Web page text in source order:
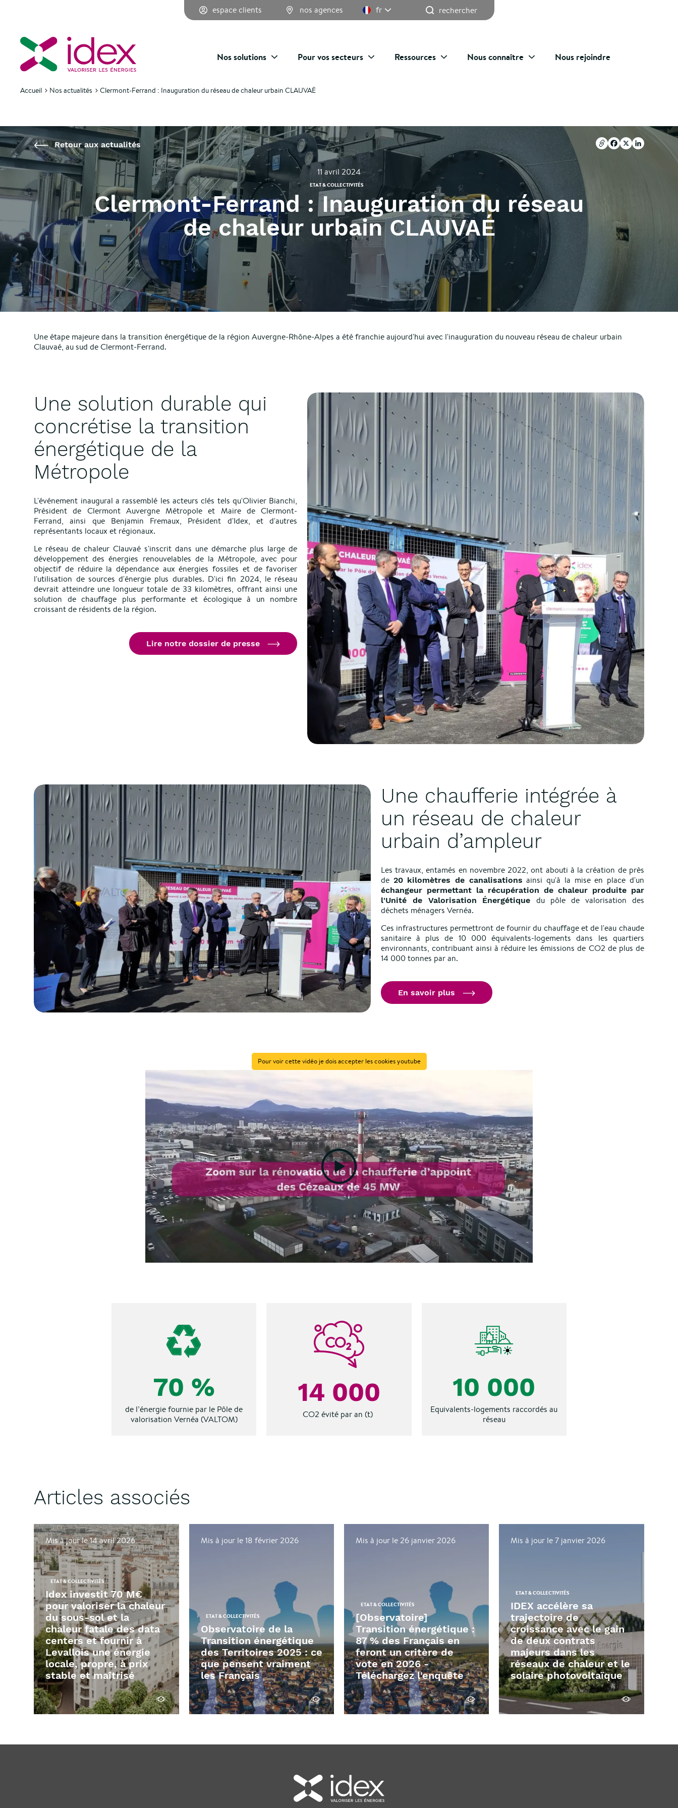
espace clients nos agences fr
Nos solutions Pour vos secteurs Ressources Nous connaître Nous rejoindre
Accueil Nos actualités Clermont-Ferrand : Inauguration du réseau de chaleur urbain CLAUVAÉ
Retour aux actualités Copier l'url
Facebook
X LinkedIn
11 avril 2024
ETAT & COLLECTIVITÉS
Clermont-Ferrand : Inauguration du réseau
de chaleur urbain CLAUVAÉ
Retour aux actualités
Copier l'url
Une étape majeure dans la transition énergétique de la région Auvergne-Rhône-Alpes a été franchie aujourd'hui avec l'inauguration du nouveau réseau de chaleur urbain
Clauvaé, au sud de Clermont-Ferrand.
Une solution durable qui
concrétise la transition
énergétique de la
Métropole
L'événement inaugural a rassemblé les acteurs clés tels qu'Olivier Bianchi,
Président de Clermont Auvergne Métropole et Maire de Clermont-
Ferrand, ainsi que Benjamin Fremaux, Président d'Idex, et d'autres
représentants locaux et régionaux.
Le réseau de chaleur Clauvaé s'inscrit dans une démarche plus large de
développement des énergies renouvelables de la Métropole, avec pour
objectif de réduire la dépendance aux énergies fossiles et de favoriser
l'utilisation de sources d'énergie plus durables. D'ici fin 2024, le réseau
devrait atteindre une longueur totale de 33 kilomètres, offrant ainsi une
solution de chauffage plus performante et écologique à un nombre
croissant de résidents de la région.
Lire notre dossier de presse
Une chaufferie intégrée à
un réseau de chaleur
urbain d’ampleur
Les travaux, entamés en novembre 2022, ont abouti à la création de près
de 20 kilomètres de canalisations ainsi qu'à la mise en place d'un
échangeur permettant la récupération de chaleur produite par
l'Unité de Valorisation Énergétiquedu pôle de valorisation des
déchets ménagers Vernéa.
Ces infrastructures permettront de fournir du chauffage et de l'eau chaude
sanitaire à plus de 10 000 équivalents-logements dans les quartiers
environnants, contribuant ainsi à réduire les émissions de CO2 de plus de
14 000 tonnes par an.
En savoir plus
Pour voir cette vidéo je dois accepter les cookies youtube
70 %
de l’énergie fournie par le Pôle de
valorisation Vernéa (VALTOM)
14 000
CO2 évité par an (t)
10 000
Equivalents-logements raccordés au
réseau
Articles associés
Mis à jour le 14 avril 2026
ETAT & COLLECTIVITÉS
Idex investit 70 M€
pour valoriser la chaleur
du sous-sol et la
chaleur fatale des data
centers et fournir à
Levallois une énergie
locale, propre, à prix
stable et maîtrisé
Voir
Mis à jour le 18 février 2026
ETAT & COLLECTIVITÉS
Observatoire de la
Transition énergétique
des Territoires 2025 : ce
que pensent vraiment
les Français
Voir
Mis à jour le 26 janvier 2026
ETAT & COLLECTIVITÉS
[Observatoire]
Transition énergétique :
87 % des Français en
feront un critère de
vote en 2026 -
Téléchargez l'enquête
Voir
Mis à jour le 7 janvier 2026
ETAT & COLLECTIVITÉS
IDEX accélère sa
trajectoire de
croissance avec le gain
de deux contrats
majeurs dans les
réseaux de chaleur et le
solaire photovoltaïque
Voir